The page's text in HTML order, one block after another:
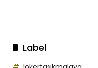
Label